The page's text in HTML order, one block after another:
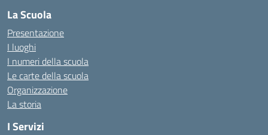
La Scuola
Presentazione
I luoghi
I numeri della scuola
Le carte della scuola
Organizzazione
La storia
I Servizi